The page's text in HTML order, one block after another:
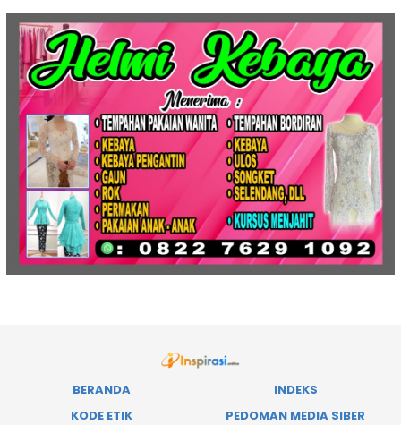
BERANDA
INDEKS
KODE ETIK
PEDOMAN MEDIA SIBER